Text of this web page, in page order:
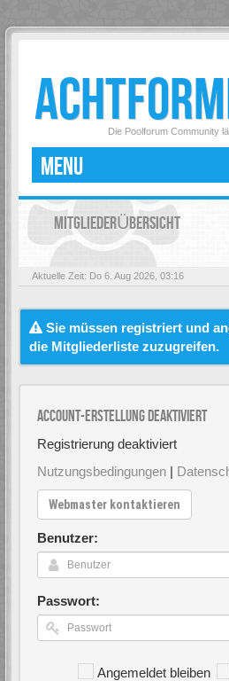
Die Poolforum Community
MENU
MITGLIEDERÜBERSICHT
Aktuelle Zeit: Do 6. Aug 2026, 03:16
Sie müssen registriert und
die Mitgliederliste zuzugreifen.
Account-Erstellung deaktiviert
Registrierung deaktiviert
Nutzungsbedingungen |
Webmaster kontaktieren
Benutzer:
Passwort:
Angemeldet bleiben